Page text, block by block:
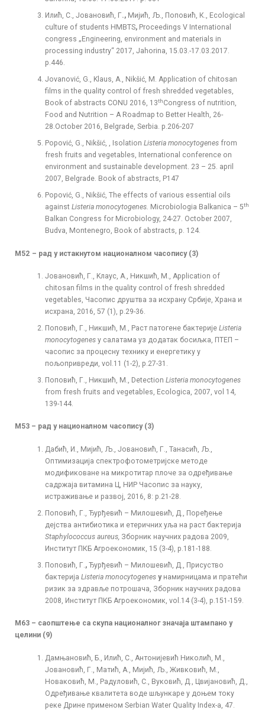
Илић, С., Јовановић, Г.,Мијић, Љ., Поповић, К., Ecological
culture of students HMBTS,Proceedings V International
congress „Engineering, environment and materials in
processing industry“ 2017, Jahorina, 15.03.-17.03.2017.
p.446.
Јovanović, G., Klaus, A., Nikšić, M. Application of chitosan
films in the quality control of fresh shredded vegetables,
Book of abstracts CONU 2016, 13thCongress of nutrition,
Food and Nutrition – A Roadmap to Better Health, 26-
28.October 2016, Belgrade, Serbia. p.206-207
Popović, G., Nikšić, , Isolation Listeria monocytogenes from
fresh fruits and vegetables, International conference on
environment and sustainable development. 23 – 25. april
2007, Belgrade. Book of abstracts, P147
Popović, G., Nikšić, The effects of various essential oils
against Listeria monocytogenes. Microbiologia Balkanica – 5th
Balkan Congress for Microbiology, 24-27. October 2007,
Budva, Montenegro, Book of abstracts, p. 124.
М52 – рад у истакнутом националном часопису (3)
Јовановић, Г., Kлаус, А., Никшић, М., Application of
chitosan films in the quality control of fresh shredded
vegetables, Часопис друштва за исхрану Србије, Храна и
исхрана, 2016, 57 (1), p.29-36.
Поповић, Г., Никшић, М., Раст патогене бактерије Listeria
monocytogenesу салатама уз додатак босиљка, ПТЕП –
часопис за процесну технику и енергетику у
пољопривреди, vol.11 (1-2), p.27-31.
Поповић, Г., Никшић, М., Detection Listeria monocytogenes
from fresh fruits and vegetables, Ecologica, 2007, vol 14,
139-144.
М53 – рад у националном часопису (3)
Дабић, И., Мијић, Љ., Јовановић, Г., Танасић, Љ.,
Оптимизација спектрофотометријске методе
модификоване на микротитар плоче за одређивање
садржаја витамина Ц, НИР Часопис за науку,
истраживање и развој, 2016, 8: p.21-28.
Поповић, Г., Ђурђевић – Милошевић, Д., Поређење
дејства антибиотика и етеричних уља на раст бактерија
Staphylococcus aureus, Зборник научних радова 2009,
Институт ПКБ Агроекономик, 15 (3-4), p.181-188.
Поповић, Г., Ђурђевић – Милошевић, Д., Присуство
бактерија Listeria monocytogenes у намирницама и пратећи
ризик за здравље потрошача, Зборник научних радова
2008, Институт ПКБ Агроекономик, vol.14 (3-4), p.151-159.
М63 – саопштење са скупа националног значаја штампано у
целини (9)
Дамњановић, Б., Илић, С., Антонијевић Николић, М.,
Јовановић, Г., Матић, А., Мијић, Љ., Живковић, М.,
Новаковић, М., Радуловић, С., Вуковић, Д., Цвијановић, Д.,
Одређивање квалитета воде шљункаре у доњем току
реке Дрине применом Serbian Water Quality Index-a, 47.